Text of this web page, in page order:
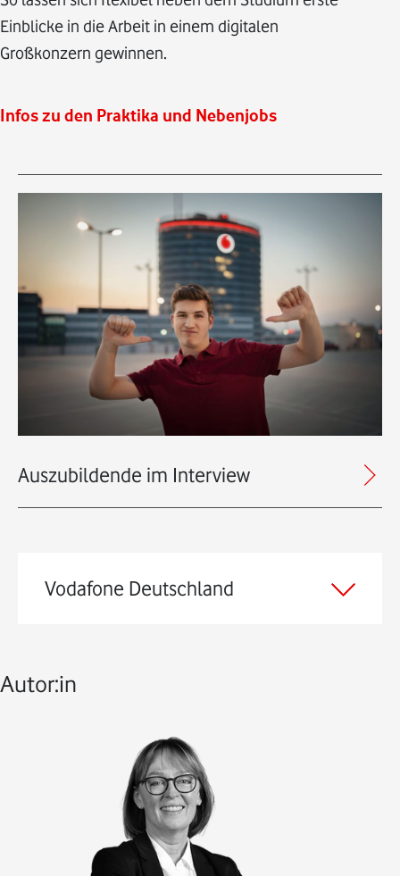
Einblicke in die Arbeit in einem digitalen
Großkonzern gewinnen.
Infos zu den Praktika und Nebenjobs
Auszubildende im Interview
Vodafone Deutschland
Autor:in